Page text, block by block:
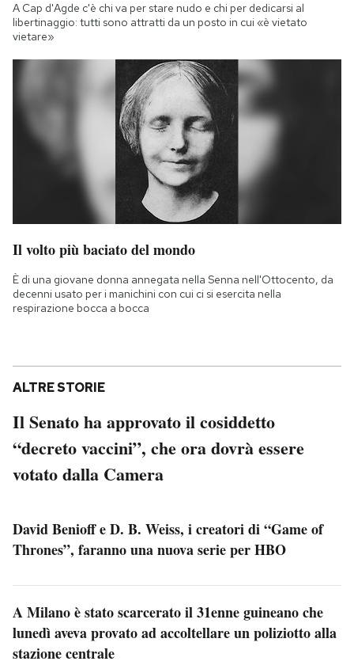
A Cap d'Agde c'è chi va per stare nudo e chi per dedicarsi al
libertinaggio: tutti sono attratti da un posto in cui «è vietato
vietare»
Il volto più baciato del mondo
È di una giovane donna annegata nella Senna nell'Ottocento, da
decenni usato per i manichini con cui ci si esercita nella
respirazione bocca a bocca
ALTRE STORIE
Il Senato ha approvato il cosiddetto
“decreto vaccini”, che ora dovrà essere
votato dalla Camera
David Benioff e D. B. Weiss, i creatori di “Game of
Thrones”, faranno una nuova serie per HBO
A Milano è stato scarcerato il 31enne guineano che
lunedì aveva provato ad accoltellare un poliziotto alla
stazione centrale